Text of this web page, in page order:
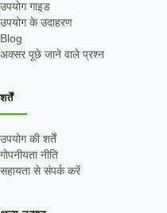
उपयोग गाइड
उपयोग के उदाहरण
Blog
अक्सर पूछे जाने वाले प्रश्न
शर्तें
उपयोग की शर्तें
गोपनीयता नीति
सहायता से संपर्क करें